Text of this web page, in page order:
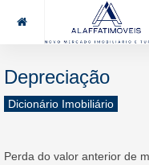
85 99969.7464
Depreciação
Dicionário Imobiliário
Perda do valor anterior de